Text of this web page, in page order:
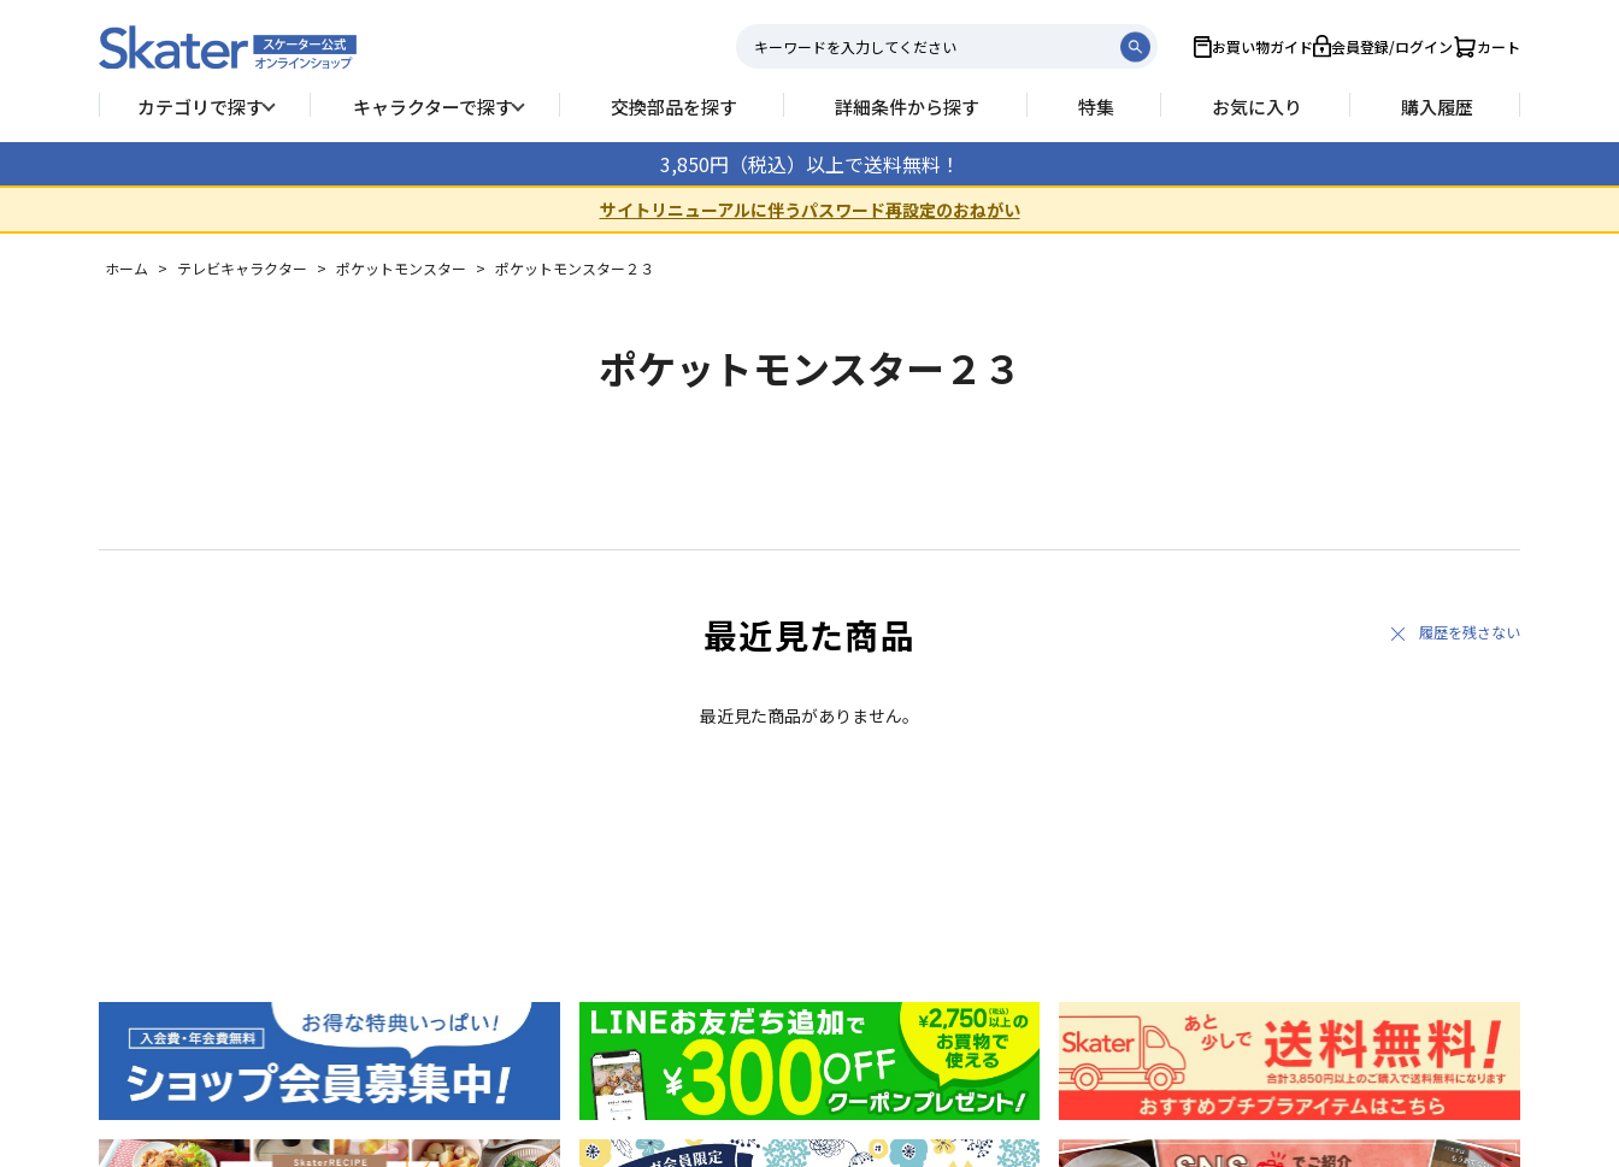
お買い物ガイド 会員登録/ログイン カート
カテゴリで探す キャラクターで探す 交換部品を探す 詳細条件から探す 特集 お気に入り 購入履歴
3,850円（税込）以上で送料無料！
サイトリニューアルに伴うパスワード再設定のおねがい
ホーム > テレビキャラクター > ポケットモンスター > ポケットモンスター２３
ポケットモンスター２３
最近見た商品
最近見た商品がありません。
履歴を残さない